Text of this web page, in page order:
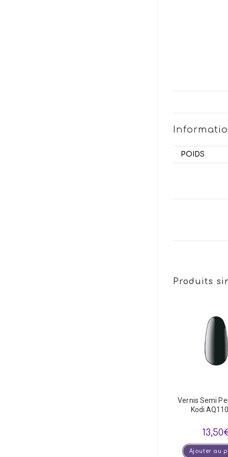
POIDS
Produits
Vernis Semi
Kodi
13,50
Ajouter au